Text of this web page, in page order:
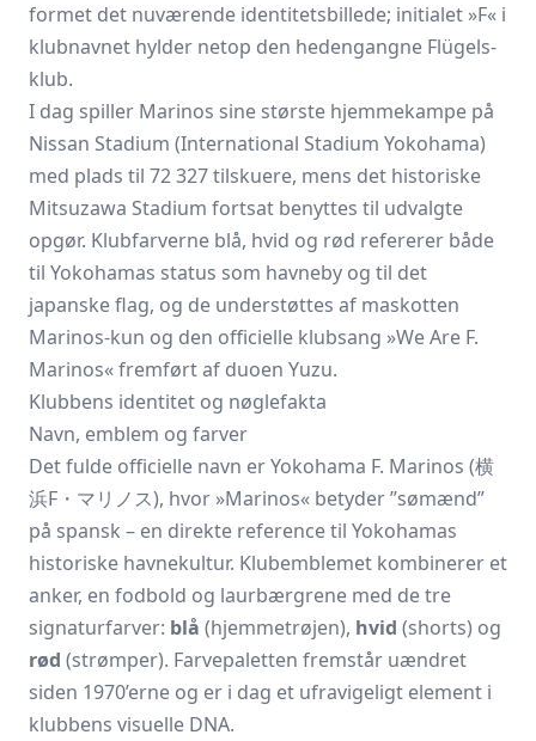
formet det nuværende identitetsbillede; initialet »F« i
klubnavnet hylder netop den hedengangne Flügels-
klub.
I dag spiller Marinos sine største hjemmekampe på
Nissan Stadium (International Stadium Yokohama)
med plads til 72 327 tilskuere, mens det historiske
Mitsuzawa Stadium fortsat benyttes til udvalgte
opgør. Klubfarverne blå, hvid og rød refererer både
til Yokohamas status som havneby og til det
japanske flag, og de understøttes af maskotten
Marinos-kun og den officielle klubsang »We Are F.
Marinos« fremført af duoen Yuzu.
Klubbens identitet og nøglefakta
Navn, emblem og farver
Det fulde officielle navn er Yokohama F. Marinos (横
浜F・マリノス), hvor »Marinos« betyder ”sømænd”
på spansk – en direkte reference til Yokohamas
historiske havnekultur. Klubemblemet kombinerer et
anker, en fodbold og laurbærgrene med de tre
signaturfarver: blå (hjemmetrøjen), hvid (shorts) og
rød (strømper). Farvepaletten fremstår uændret
siden 1970’erne og er i dag et ufravigeligt element i
klubbens visuelle DNA.